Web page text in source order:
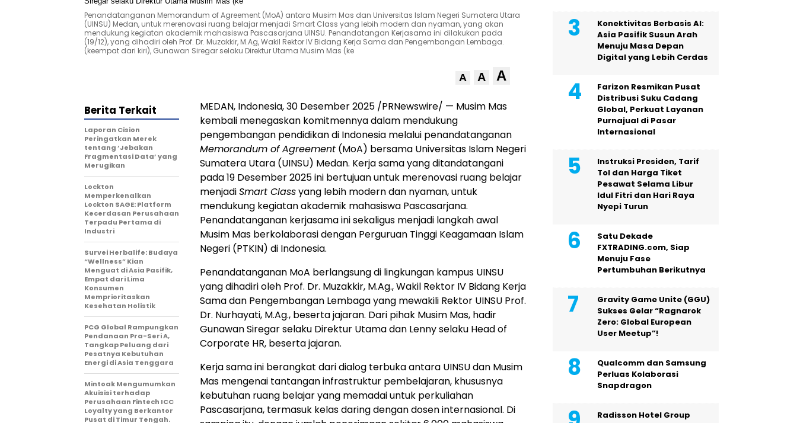
Penandatanganan Memorandum of Agreement (MoA) antara Musim Mas dan Universitas Islam Negeri Sumatera Utara
(UINSU) Medan, untuk merenovasi ruang belajar menjadi Smart Class yang lebih modern dan nyaman, yang akan
mendukung kegiatan akademik mahasiswa Pascasarjana UINSU. Penandatangan Kerjasama ini dilakukan pada
(19/12), yang dihadiri oleh Prof. Dr. Muzakkir, M.Ag, Wakil Rektor IV Bidang Kerja Sama dan Pengembangan Lembaga.
(keempat dari kiri), Gunawan Siregar selaku Direktur Utama Musim Mas (ke
A A A
MEDAN, Indonesia, 30 Desember 2025 /PRNewswire/ — Musim Mas
kembali menegaskan komitmennya dalam mendukung
pengembangan pendidikan di Indonesia melalui penandatanganan
Memorandum of Agreement (MoA) bersama Universitas Islam Negeri
Sumatera Utara (UINSU) Medan. Kerja sama yang ditandatangani
pada 19 Desember 2025 ini bertujuan untuk merenovasi ruang belajar
menjadiSmart Classyang lebih modern dan nyaman, untuk
mendukung kegiatan akademik mahasiswa Pascasarjana.
Penandatanganan kerjasama ini sekaligus menjadi langkah awal
Musim Mas berkolaborasi dengan Perguruan Tinggi Keagamaan Islam
Negeri (PTKIN) di Indonesia.
Penandatanganan MoA berlangsung di lingkungan kampus UINSU
yang dihadiri oleh Prof. Dr. Muzakkir, M.Ag., Wakil Rektor IV Bidang Kerja
Sama dan Pengembangan Lembaga yang mewakili Rektor UINSU Prof.
Dr. Nurhayati, M.Ag., beserta jajaran. Dari pihak Musim Mas, hadir
Gunawan Siregarselaku Direktur Utama dan Lenny selaku Head of
Corporate HR, beserta jajaran.
Kerja sama ini berangkat dari dialog terbuka antara UINSU dan Musim
Mas mengenai tantangan infrastruktur pembelajaran, khususnya
kebutuhan ruang belajar yang memadai untuk perkuliahan
Pascasarjana, termasuk kelas daring dengan dosen internasional. Di
Berita Terkait
Laporan Cision
Peringatkan Merek
tentang ‘Jebakan
Fragmentasi Data’ yang
Merugikan
Lockton
Memperkenalkan
Lockton SAGE: Platform
Kecerdasan Perusahaan
Terpadu Pertama di
Industri
Survei Herbalife: Budaya
“Wellness” Kian
Menguat di Asia Pasifik,
Empat dari Lima
Konsumen
Memprioritaskan
Kesehatan Holistik
PCG Global Rampungkan
Pendanaan Pra-Seri A,
Tangkap Peluang dari
Pesatnya Kebutuhan
Energi di Asia Tenggara
Mintoak Mengumumkan
Akuisisi terhadap
Perusahaan Fintech ICC
Loyalty yang Berkantor
Pusat di Timur Tengah.
Konektivitas Berbasis AI:
Asia Pasifik Susun Arah
Menuju Masa Depan
Digital yang Lebih Cerdas
Farizon Resmikan Pusat
Distribusi Suku Cadang
Global, Perkuat Layanan
Purnajual di Pasar
Internasional
Instruksi Presiden, Tarif
Tol dan Harga Tiket
Pesawat Selama Libur
Idul Fitri dan Hari Raya
Nyepi Turun
Satu Dekade
FXTRADING.com, Siap
Menuju Fase
Pertumbuhan Berikutnya
Gravity Game Unite (GGU)
Sukses Gelar “Ragnarok
Zero: Global European
User Meetup”!
Qualcomm dan Samsung
Perluas Kolaborasi
Snapdragon
Radisson Hotel Group